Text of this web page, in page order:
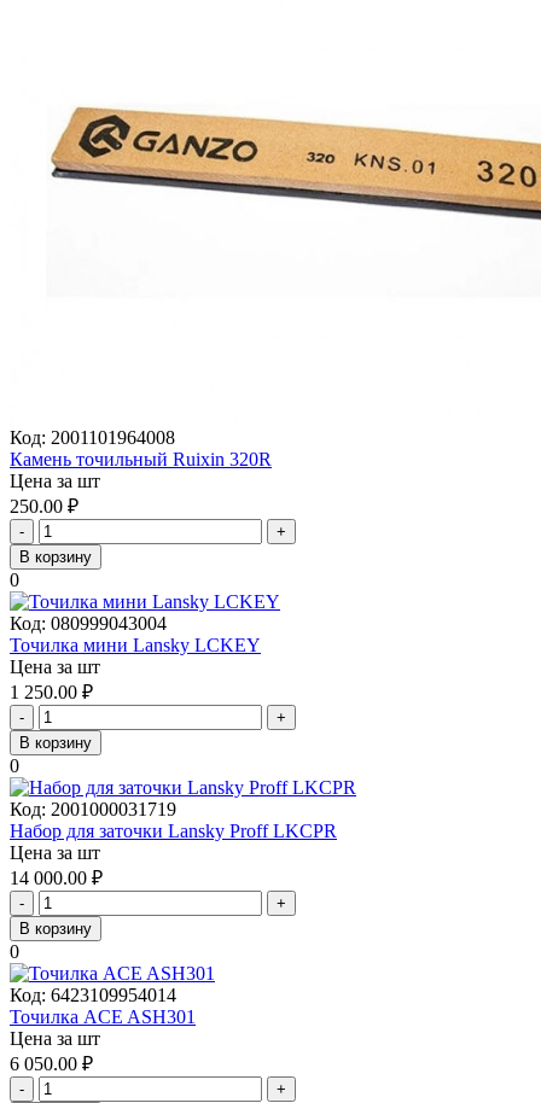
Код: 2001101964008
Камень точильный Ruixin 320R
Цена за шт
250.00 ₽
-
+
В корзину
0
Код: 080999043004
Точилка мини Lansky LCKEY
Цена за шт
1 250.00 ₽
-
+
В корзину
0
Код: 2001000031719
Набор для заточки Lansky Proff LKCPR
Цена за шт
14 000.00 ₽
-
+
В корзину
0
Код: 6423109954014
Точилка ACE ASH301
Цена за шт
6 050.00 ₽
-
+